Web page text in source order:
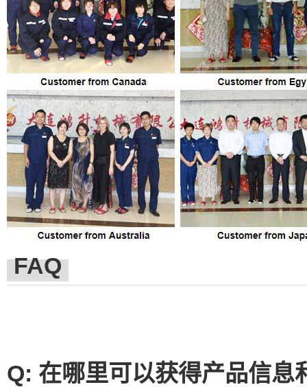
FAQ
Q: 在哪里可以获得产品信息